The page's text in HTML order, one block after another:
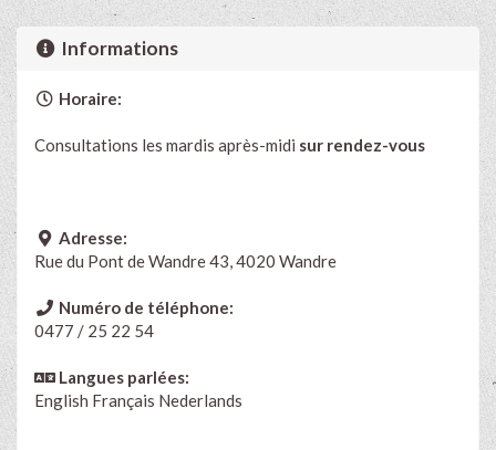
Informations
Horaire:
Consultations les mardis après-midi sur rendez-vous
Adresse:
Rue du Pont de Wandre 43, 4020 Wandre
Numéro de téléphone:
0477 / 25 22 54
Langues parlées:
English Français Nederlands